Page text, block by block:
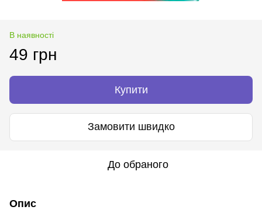
В наявності
49 грн
Купити
Замовити швидко
До обраного
Опис